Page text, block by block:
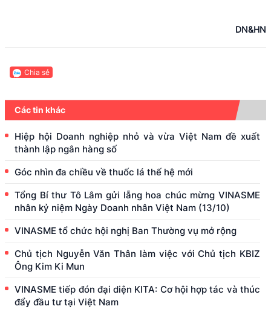
DN&HN
Chia sẻ
Các tin khác
Hiệp hội Doanh nghiệp nhỏ và vừa Việt Nam đề xuất
thành lập ngân hàng số
Góc nhìn đa chiều về thuốc lá thế hệ mới
Tổng Bí thư Tô Lâm gửi lẵng hoa chúc mừng VINASME
nhân kỷ niệm Ngày Doanh nhân Việt Nam (13/10)
VINASME tổ chức hội nghị Ban Thường vụ mở rộng
Chủ tịch Nguyễn Văn Thân làm việc với Chủ tịch KBIZ
Ông Kim Ki Mun
VINASME tiếp đón đại diện KITA: Cơ hội hợp tác và thúc
đẩy đầu tư tại Việt Nam